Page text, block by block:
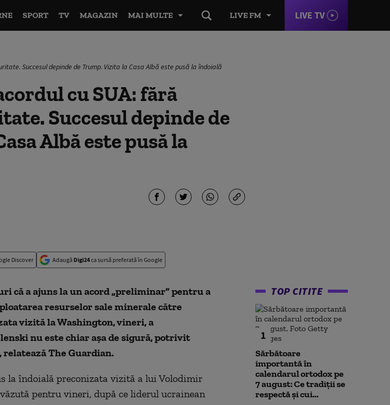
LIVE FM LIVE TV
SPORT TV MAGAZIN MAI MULTE
Succesul depinde de Trump. Vizita la Casa Albă este pusă la îndoială
cu SUA: fără
Succesul depinde de
Albă este pusă la
Discover Adaugă Digi24ca sursă preferată în Google
că a ajuns la un acord „preliminar” pentru a
resurselor sale minerale către
vizită la Washington, vineri, a
nu este chiar aşa de sigură, potrivit
relatează The Guardian.
la îndoială preconizata vizită a lui Volodimir
pentru vineri, după ce liderul ucrainean
TOP CITITE
1
Sărbătoare
importantă în
calendarul ortodox pe
7 august: Ce tradiții se
respectă și cui...